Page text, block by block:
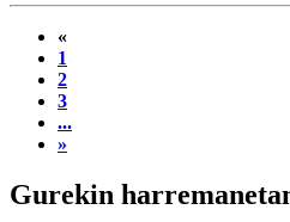
«
1
2
3
...
»
Gurekin